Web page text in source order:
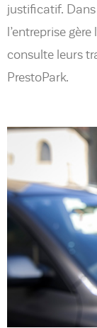
justificatif.
l’entreprise
consulte leurs
PrestoPark.